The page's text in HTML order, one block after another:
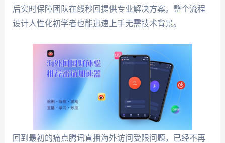
后实时保障团队在线秒回提供专业解决方案。整个流程
设计人性化初学者也能迅速上手无需技术背景。
回到最初的痛点腾讯直播海外访问受限问题，已经不再